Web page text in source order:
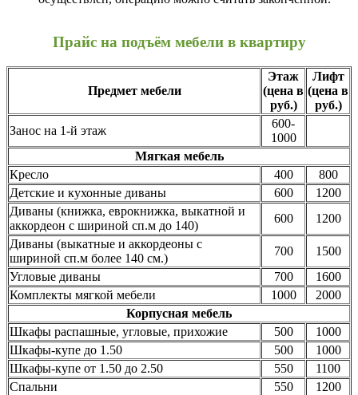
Прайс на подъём мебели в квартиру
Предмет мебели
Этаж
(цена в
руб.)
Лифт
(цена в
руб.)
Занос на 1-й этаж
600-
1000
Мягкая мебель
Кресло
400
800
Детские и кухонные диваны
600
1200
Диваны (книжка, еврокнижка, выкатной и
аккордеон с шириной сп.м до 140)
600
1200
Диваны (выкатные и аккордеоны с
шириной сп.м более 140 см.)
700
1500
Угловые диваны
700
1600
Комплекты мягкой мебели
1000
2000
Корпусная мебель
Шкафы распашные, угловые, прихожие
500
1000
Шкафы-купе до 1.50
500
1000
Шкафы-купе от 1.50 до 2.50
550
1100
Спальни
550
1200